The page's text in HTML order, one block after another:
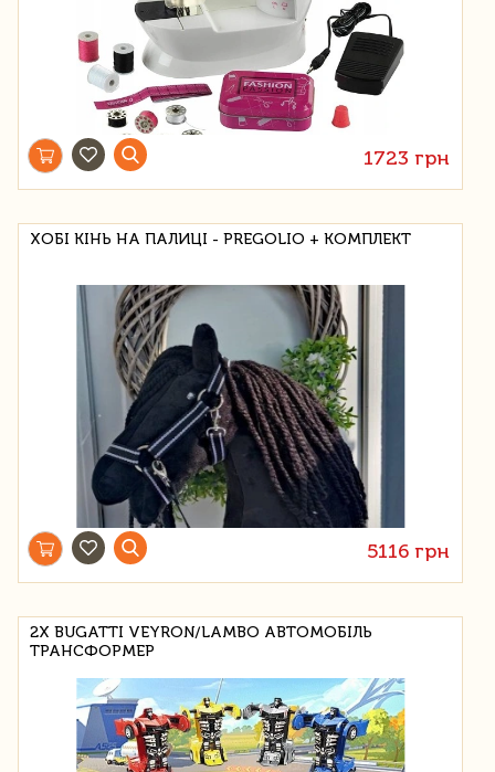
1723 грн
ХОБІ КІНЬ НА ПАЛИЦІ - PREGOLIO + КОМПЛЕКТ
5116 грн
2X BUGATTI VEYRON/LAMBO АВТОМОБІЛЬ
ТРАНСФОРМЕР